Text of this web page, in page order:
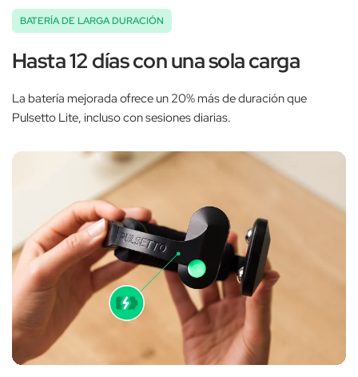
BATERÍA DE LARGA DURACIÓN
Hasta 12 días con una sola carga
La batería mejorada ofrece un 20% más de duración que
Pulsetto Lite, incluso con sesiones diarias.